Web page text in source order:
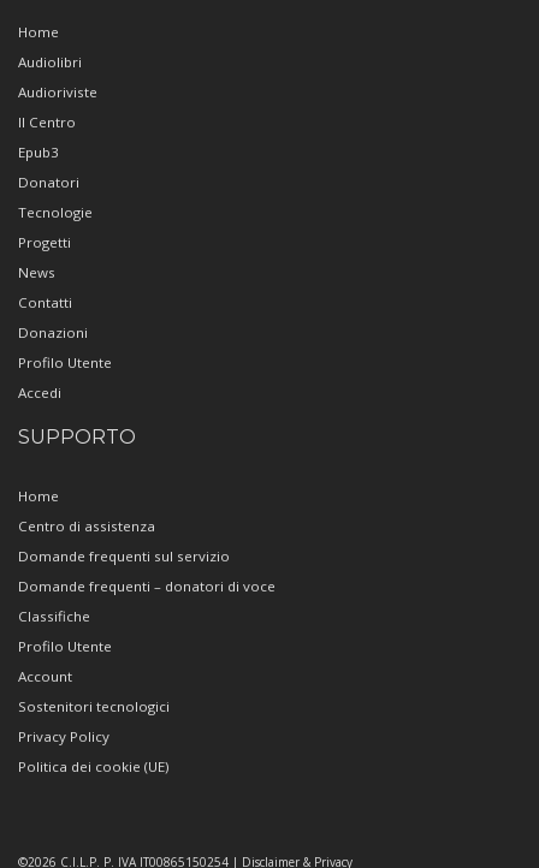
Home
Audiolibri
Audioriviste
Il Centro
Epub3
Donatori
Tecnologie
Progetti
News
Contatti
Donazioni
Profilo Utente
Accedi
SUPPORTO
Home
Centro di assistenza
Domande frequenti sul servizio
Domande frequenti – donatori di voce
Classifiche
Profilo Utente
Account
Sostenitori tecnologici
Privacy Policy
Politica dei cookie (UE)
©2026 C.I.L.P. P. IVA IT00865150254 | Disclaimer & Privacy